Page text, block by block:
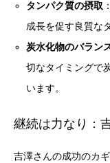
タンパク質の摂取
成長を促す良質な
炭水化物のバラン
切なタイミングで
います。
継続は力なり：
吉澤さんの成功のカギ